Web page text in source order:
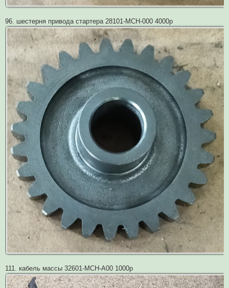
96. шестерня привода стартера 28101-MCH-000 4000р
111. кабель массы 32601-MCH-A00 1000р